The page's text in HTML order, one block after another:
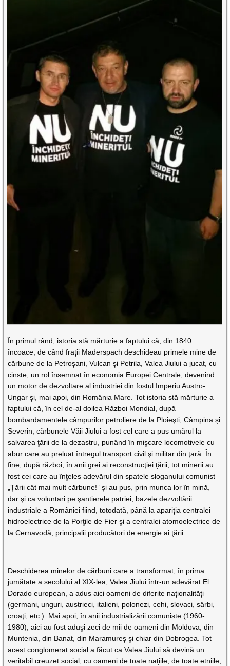
În primul rând, istoria stă mărturie a faptului că, din 1840
încoace, de când fraţii Maderspach deschideau primele mine de
cărbune de la Petroşani, Vulcan şi Petrila, Valea Jiului a jucat, cu
cinste, un rol însemnat în economia Europei Centrale, devenind
un motor de dezvoltare al industriei din fostul Imperiu Austro-
Ungar şi, mai apoi, din România Mare. Tot istoria stă mărturie a
faptului că, în cel de-al doilea Război Mondial, după
bombardamentele câmpurilor petroliere de la Ploieşti, Câmpina şi
Severin, cărbunele Văii Jiului a fost cel care a pus umărul la
salvarea ţării de la dezastru, punând în mişcare locomotivele cu
abur care au preluat întregul transport civil şi militar din ţară. În
fine, după război, în anii grei ai reconstrucţiei ţării, tot minerii au
fost cei care au înţeles adevărul din spatele sloganului comunist
„Ţării cât mai mult cărbune!” şi au pus, prin munca lor în mină,
dar şi ca voluntari pe şantierele patriei, bazele dezvoltării
industriale a României fiind, totodată, până la apariţia centralei
hidroelectrice de la Porţile de Fier şi a centralei atomoelectrice de
la Cernavodă, principalii producători de energie ai ţării.
Deschiderea minelor de cărbuni care a transformat, în prima
jumătate a secolului al XIX-lea, Valea Jiului într-un adevărat El
Dorado european, a adus aici oameni de diferite naţionalităţi
(germani, unguri, austrieci, italieni, polonezi, cehi, slovaci, sârbi,
croaţi, etc.). Mai apoi, în anii industrializării comuniste (1960-
1980), aici au fost aduşi zeci de mii de oameni din Moldova, din
Muntenia, din Banat, din Maramureş şi chiar din Dobrogea. Tot
acest conglomerat social a făcut ca Valea Jiului să devină un
veritabil creuzet social, cu oameni de toate naţiile, de toate etniile,